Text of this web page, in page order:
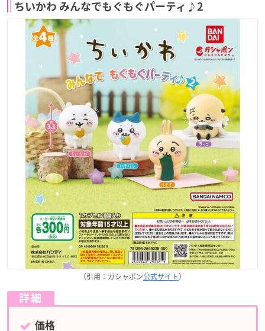
ちいかわ みんなでもぐもぐパーティ♪2
（引用：ガシャポン公式サイト）
詳細
価格